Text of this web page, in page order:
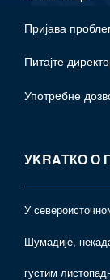
Пријава
Питајте
Употрeбне
УKRAТКО О
У
Шумадије,
густим